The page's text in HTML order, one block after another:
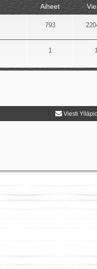
Aiheet
793
1
Viesti